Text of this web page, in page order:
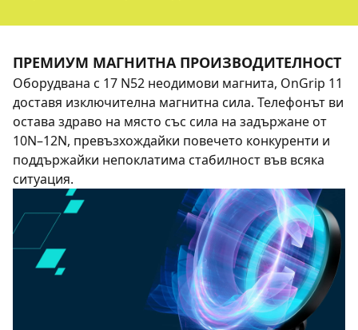
ПРЕМИУМ МАГНИТНА ПРОИЗВОДИТЕЛНОСТ
Оборудвана с 17 N52 неодимови магнита, OnGrip 11
доставя изключителна магнитна сила. Телефонът ви
остава здраво на място със сила на задържане от
10N–12N, превъзхождайки повечето конкуренти и
поддържайки непоклатима стабилност във всяка
ситуация.